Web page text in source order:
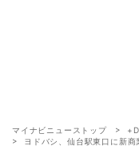
マイナビニューストップ
ヨドバシ、仙台駅東口に新